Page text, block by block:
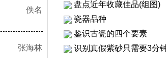
佚名
张海林
盘点近年收藏佳品(组图)
瓷器品种
鉴识古瓷的四个要素
识别真假紫砂只需要3分